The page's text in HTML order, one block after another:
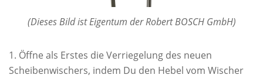
(Dieses Bild ist Eigentum der Robert BOSCH GmbH)
Öffne als Erstes die Verriegelung des neuen
Scheibenwischers, indem Du den Hebel vom Wischer